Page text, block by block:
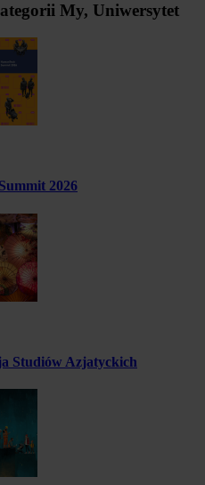
My, Uniwersytet
2026
Studiów Azjatyckich